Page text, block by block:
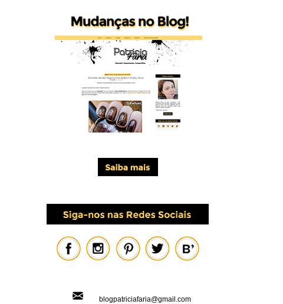
blogpatriciafaria@gmail.com